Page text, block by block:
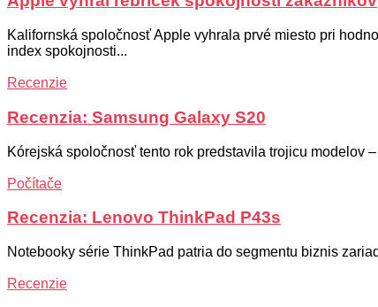
Kalifornská spoločnosť Apple vyhrala prvé miesto pri
index spokojnosti...
Recenzie
Recenzia: Samsung Galaxy S20
Kórejská spoločnosť tento rok predstavila trojicu modelov
Počítače
Recenzia: Lenovo ThinkPad P43s
Notebooky série ThinkPad patria do segmentu biznis
Recenzie